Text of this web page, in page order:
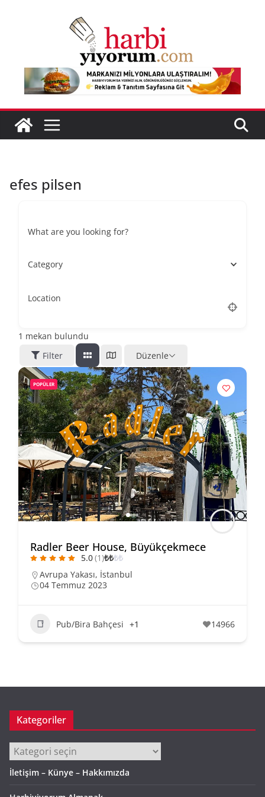
efes pilsen
What are you looking for?
Category
Location
1 mekan bulundu
Filter
Düzenle
POPÜLER
Radler Beer House, Büyükçekmece
5.0(1)₺₺₺₺
Avrupa Yakası, İstanbul
04 Temmuz 2023
Pub/Bira Bahçesi +1 14966
Kategoriler
Kategoriler
İletişim – Künye – Hakkımızda